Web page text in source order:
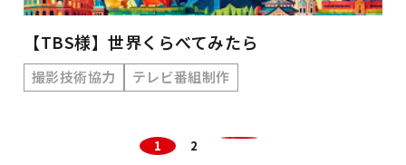
【TBS様】世界くらべてみたら
撮影技術協力 テレビ番組制作
1 2